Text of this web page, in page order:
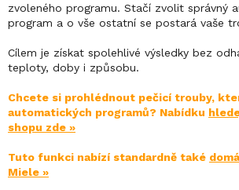
zvoleného programu. Stačí zvolit správný
program a o vše ostatní se postará vaše
Cílem je získat spolehlivé výsledky bez
teploty, doby i způsobu.
Chcete si prohlédnout pečicí trouby,
automatických programů? Nabídku
shopu zde »
Tuto funkci nabízí standardně také
Miele »